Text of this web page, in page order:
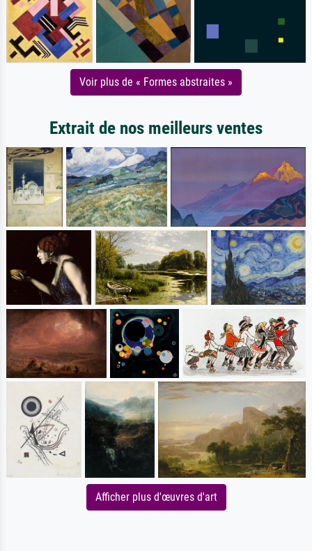
Voir plus de « Formes abstraites »
Extrait de nos meilleurs ventes
Afficher plus d'œuvres d'art